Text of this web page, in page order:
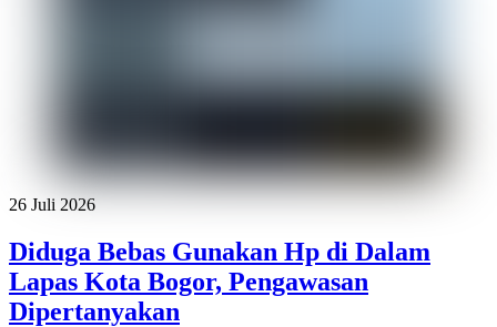
26 Juli 2026
Diduga Bebas Gunakan Hp di Dalam
Lapas Kota Bogor, Pengawasan
Dipertanyakan